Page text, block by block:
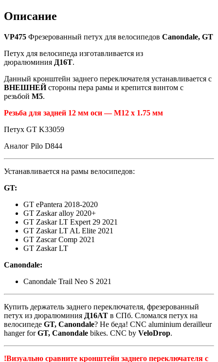
Canondale
(as
D844)
Описание
VP475 Фрезерованный петух для велосипедов Canondale, GT
Петух для велосипеда изготавливается из
дюралюминия Д16Т.
Данный кронштейн заднего переключателя устанавливается с
ВНЕШНЕЙстороны пера рамы и крепится винтом с
резьбой М5.
Резьба для задней 12 мм оси — М12 х 1.75 мм
Петух GT K33059
Аналог Pilo D844
Устанавливается на рамы велосипедов:
GT:
GT ePantera 2018-2020
GT Zaskar alloy 2020+
GT Zaskar LT Expert 29 2021
GT Zaskar LT AL Elite 2021
GT Zascar Comp 2021
GT Zaskar LT
Canondale:
Canondale Trail Neo S 2021
Купить держатель заднего переключателя, фрезерованный
петух из дюралюминия Д16АТ в СПб. Сломался петух на
велосипеде GT, Canondale? Не беда! CNC aluminium derailleur
hanger forGT, Canondale bikes. CNC by VeloDrop.
!Визуально сравните кронштейн заднего переключателя с